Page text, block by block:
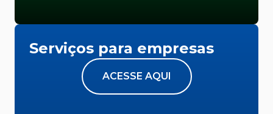
Serviços para empresas
ACESSE AQUI